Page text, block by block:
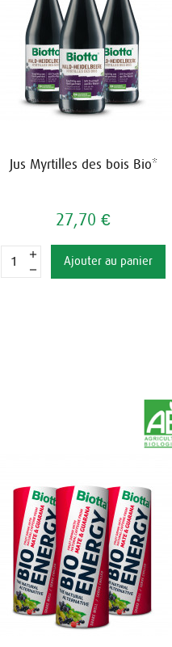
Jus Myrtilles des bois Bio*
27,70 €
Ajouter au panier